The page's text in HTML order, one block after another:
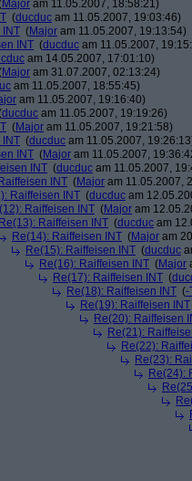
Major am 11.05.2007, 18:58:21)
(ducduc am 11.05.2007, 19:03:46)
INT (Major am 11.05.2007, 19:13:54)
INT (ducduc am 11.05.2007,
am 14.05.2007, 17:01:10)
Major am 31.07.2007, 02:13:24)
am 11.05.2007, 18:55:45)
am 11.05.2007, 19:16:40)
ducduc am 11.05.2007, 19:19:26)
(Major am 11.05.2007, 19:21:58)
INT (ducduc am 11.05.2007,
INT (Major am 11.05.2007,
INT (ducduc am 11.05.2007,
INT (Major am 11.05.2007,
Raiffeisen INT (ducduc am
Raiffeisen INT (Major am
Re(13): Raiffeisen INT (ducduc am
Re(14): Raiffeisen INT (Major am
Re(15): Raiffeisen INT (ducduc
Re(16): Raiffeisen INT (Major
Re(17): Raiffeisen INT (
Re(18): Raiffeisen INT (-
Re(19): Raiffeisen INT
Re(20): Raiffeisen
Re(21):
Re(22):
Re(23):
Re(24):